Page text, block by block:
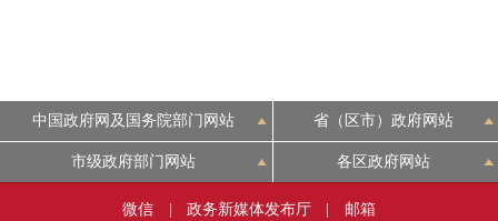
中国政府网及国务院部门网站 省（区市）政府网站
市级政府部门网站 各区政府网站
微信 政务新媒体发布厅 邮箱